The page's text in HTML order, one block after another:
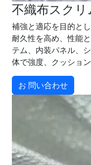
不織布スクリ
補強と適応を目的と
耐久性を高め、性能
テム、内装パネル、
体で強度、クッショ
お 問い合わせ